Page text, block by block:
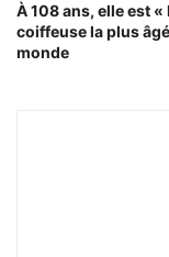
À 108 ans, elle est «
coiffeuse la plus
monde